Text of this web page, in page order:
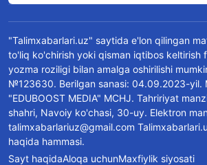
"Talimxabarlari.uz" saytida e'lon qilingan
to'liq ko'chirish yoki qisman iqtibos keltirish
yozma roziligi bilan amalga oshirilishi
№123630. Berilgan sanasi: 04.09.2023-yil.
"EDUBOOST MEDIA" MCHJ. Tahririyat
shahri, Navoiy ko'chasi, 30-uy. Elektron
talimxabarlariuz@gmail.com
haqida hammasi.
Sayt haqidaAloqa uchunMaxfiylik siyosati